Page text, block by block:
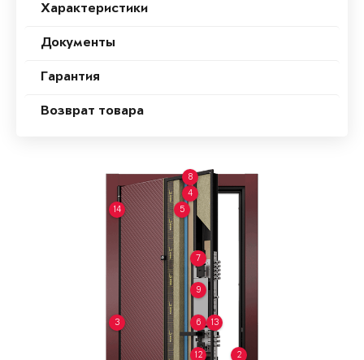
Характеристики
Документы
Гарантия
Возврат товара
2
3
4
5
6
7
8
9
12
13
14